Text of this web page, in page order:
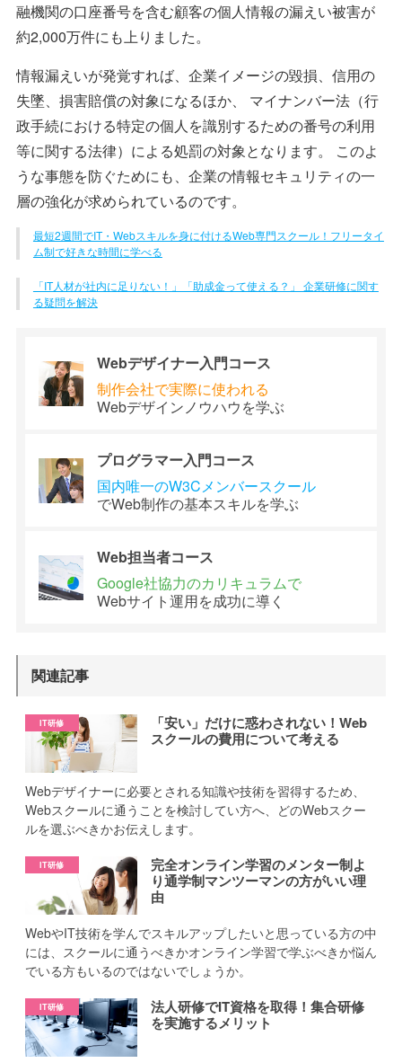
融機関の口座番号を含む顧客の個人情報の漏えい被害が
約2,000万件にも上りました。
情報漏えいが発覚すれば、企業イメージの毀損、信用の
失墜、損害賠償の対象になるほか、 マイナンバー法（行
政手続における特定の個人を識別するための番号の利用
等に関する法律）による処罰の対象となります。 このよ
うな事態を防ぐためにも、企業の情報セキュリティの一
層の強化が求められているのです。
最短2週間でIT・Webスキルを身に付けるWeb専門スクール！フリータイ
ム制で好きな時間に学べる
「IT人材が社内に足りない！」「助成金って使える？」 企業研修に関す
る疑問を解決
Webデザイナー入門コース
制作会社で実際に使われる
Webデザインノウハウを学ぶ
プログラマー入門コース
国内唯一のW3Cメンバースクール
でWeb制作の基本スキルを学ぶ
Web担当者コース
Google社協力のカリキュラムで
Webサイト運用を成功に導く
関連記事
「安い」だけに惑わされない！Web
スクールの費用について考える
Webデザイナーに必要とされる知識や技術を習得するため、
Webスクールに通うことを検討してい方へ、どのWebスクー
ルを選ぶべきかお伝えします。
完全オンライン学習のメンター制よ
り通学制マンツーマンの方がいい理
由
WebやIT技術を学んでスキルアップしたいと思っている方の中
には、スクールに通うべきかオンライン学習で学ぶべきか悩ん
でいる方もいるのではないでしょうか。
法人研修でIT資格を取得！集合研修
を実施するメリット